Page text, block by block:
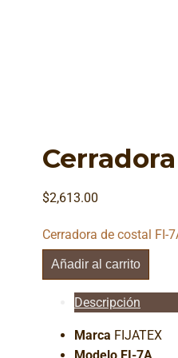
$2,613.00
Cerradora de costal FI-
Añadir al carrito
Descripción
Marca FIJATEX